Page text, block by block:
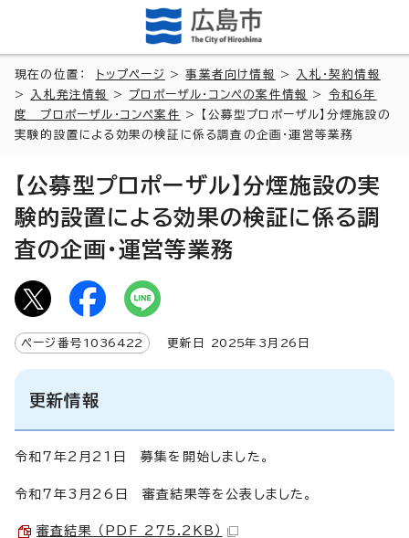
現在の位置： トップページ >事業者向け情報 >
入札・契約情報
>
入札発注情報 > プロポーザル・コンペの案件情報 > 令和6年
度 プロポーザル・コンペ案件
> 【公募型プロポーザル】分煙施設の
実験的設置による効果の検証に係る調査の企画・運営等業務
【公募型プロポーザル】分煙施設の実
験的設置による効果の検証に係る調
査の企画・運営等業務
ページ番号 1036422 更新日 2025年3月 26 日
更新情報
令和7年2月21日 募集を開始しました。
令和7年3月26日 審査結果等を公表しました。
審査結果 （PDF 275.2KB）